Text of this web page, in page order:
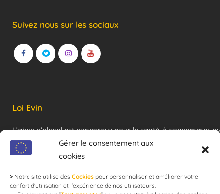
Gérer le consentement aux
cookies
> Notre site utilise des Cookies pour personnaliser et améliorer votre
confort d'utilisation et l’expérience de nos utilisateurs.
Suivez nous sur les sociaux
Loi Evin
L’abus d’alcool est dangereux pour la santé, à consommer
modération !
Newsletter